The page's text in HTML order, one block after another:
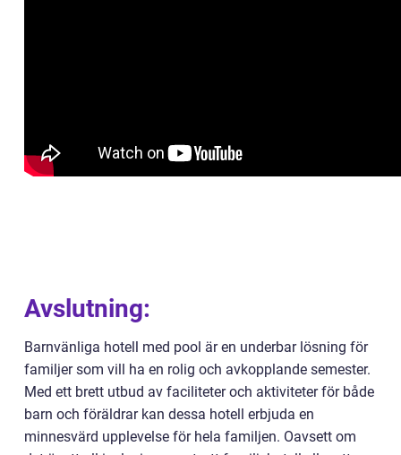
Avslutning:
Barnvänliga hotell med pool är en underbar lösning för
familjer som vill ha en rolig och avkopplande semester.
Med ett brett utbud av faciliteter och aktiviteter för både
barn och föräldrar kan dessa hotell erbjuda en
minnesvärd upplevelse för hela familjen. Oavsett om